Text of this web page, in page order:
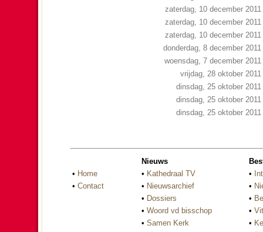
zaterdag, 10 december 2011
zaterdag, 10 december 2011
zaterdag, 10 december 2011
donderdag, 8 december 2011
woensdag, 7 december 2011
vrijdag, 28 oktober 2011
dinsdag, 25 oktober 2011
dinsdag, 25 oktober 2011
dinsdag, 25 oktober 2011
• Home
• Contact
Nieuws
• Kathedraal TV
• Nieuwsarchief
• Dossiers
• Woord vd bisschop
• Samen Kerk
•
•
•
•
•